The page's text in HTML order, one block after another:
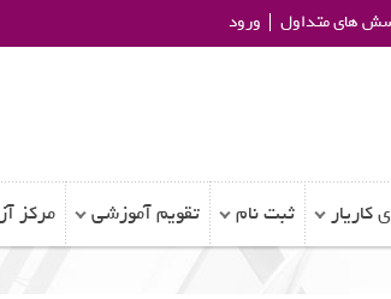
های متداول ورود
کاریار ثبت نام تقویم آموزشی مرکز